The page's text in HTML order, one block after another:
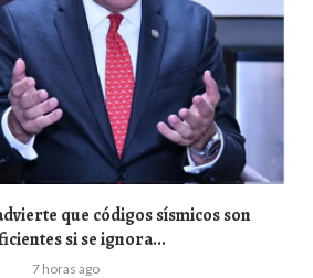
que códigos sísmicos son
si se ignora...
7 horas ago